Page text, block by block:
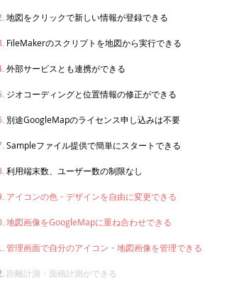
地図をクリックで新しい情報が登録できる
FileMakerのスクリプトを地図から実行できる
外部サービスとも連携ができる
ジオコーディングと位置情報の修正ができる
別途GoogleMapのライセンス申し込みは不要
Sampleファイル提供で簡単にスタートできる
​利用端末数、ユーザー数の制限なし
アイコンの色・デザインを自由に変更できる
​地図画像をGoogleMapに重ね合わせできる
​管理画面で自分のアイコン・地図画像を管理できる
距離計測・面積計測ができる